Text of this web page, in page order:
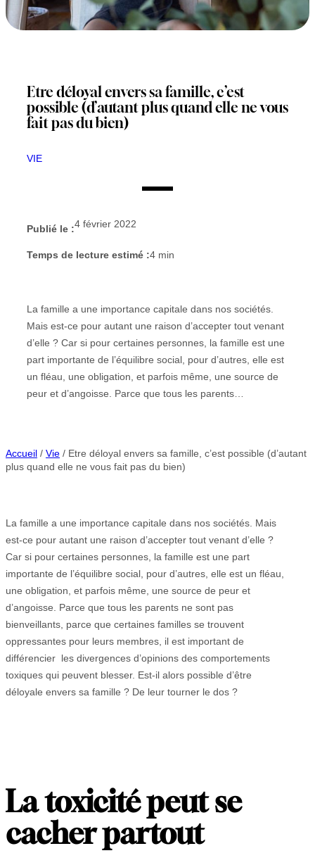
Etre déloyal envers sa famille, c’est
possible (d’autant plus quand elle ne vous
fait pas du bien)
VIE
Publié le :4 février 2022
Temps de lecture estimé :4 min
La famille a une importance capitale dans nos sociétés.
Mais est-ce pour autant une raison d’accepter tout venant
d’elle ? Car si pour certaines personnes, la famille est une
part importante de l’équilibre social, pour d’autres, elle est
un fléau, une obligation, et parfois même, une source de
peur et d’angoisse. Parce que tous les parents…
Accueil / Vie / Etre déloyal envers sa famille, c’est possible (d’autant
plus quand elle ne vous fait pas du bien)
La famille a une importance capitale dans nos sociétés. Mais
est-ce pour autant une raison d’accepter tout venant d’elle ?
Car si pour certaines personnes, la famille est une part
importante de l’équilibre social, pour d’autres, elle est un fléau,
une obligation, et parfois même, une source de peur et
d’angoisse. Parce que tous les parents ne sont pas
bienveillants, parce que certaines familles se trouvent
oppressantes pour leurs membres, il est important de
différencier les divergences d’opinions des comportements
toxiques qui peuvent blesser. Est-il alors possible d’être
déloyale envers sa famille ? De leur tourner le dos ?
La toxicité peut se
cacher partout